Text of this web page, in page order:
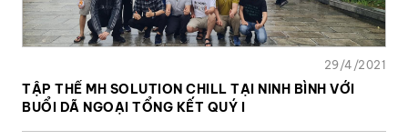
29/4/2021
TẬP THỂ MH SOLUTION CHILL TẠI NINH BÌNH VỚI
BUỔI DÃ NGOẠI TỔNG KẾT QUÝ I